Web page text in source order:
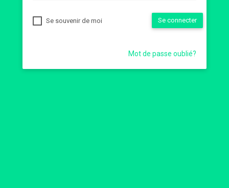
Se souvenir de moi Se connecter
Mot de passe oublié?